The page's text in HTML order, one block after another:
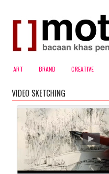
ART BRAND CREATIVE
VIDEO SKETCHING